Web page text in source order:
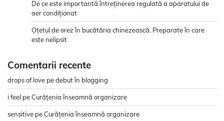
De ce este importantă întreținerea regulată a aparatului de
aer condiționat
Oțetul de orez în bucătăria chinezească. Preparate în care
este nelipsit
Comentarii recente
drops of love pedebut în blogging
i feel peCurățenia înseamnă organizare
sensitive peCurățenia înseamnă organizare